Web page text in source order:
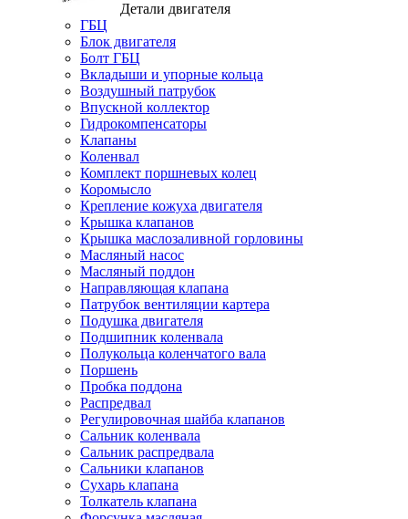
Детали двигателя
ГБЦ
Блок двигателя
Болт ГБЦ
Вкладыши и упорные кольца
Воздушный патрубок
Впускной коллектор
Гидрокомпенсаторы
Клапаны
Коленвал
Комплект поршневых колец
Коромысло
Крепление кожуха двигателя
Крышка клапанов
Крышка маслозаливной горловины
Масляный насос
Масляный поддон
Направляющая клапана
Патрубок вентиляции картера
Подушка двигателя
Подшипник коленвала
Полукольца коленчатого вала
Поршень
Пробка поддона
Распредвал
Регулировочная шайба клапанов
Сальник коленвала
Сальник распредвала
Сальники клапанов
Сухарь клапана
Толкатель клапана